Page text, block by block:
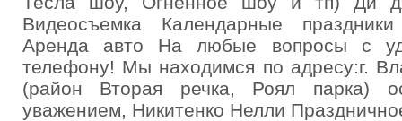
Видеосъемка Календарные
Аренда авто На любые вопросы с
телефону! Мы находимся по адресу:г.
(район Вторая речка, Роял парка)
уважением, Никитенко Нелли